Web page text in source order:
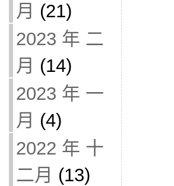
月 (21)
2023 年 二
月 (14)
2023 年 一
月 (4)
2022 年 十
二月 (13)